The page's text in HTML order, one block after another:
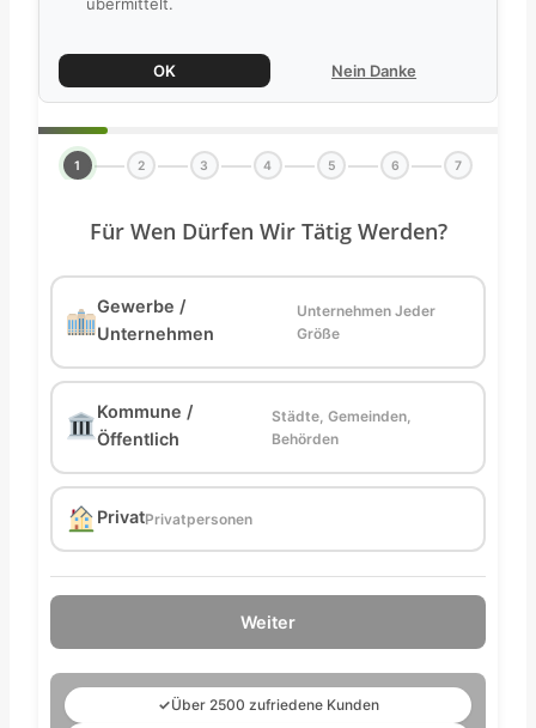
OK Nein Danke
1 2 3 4 5 6 7
Für Wen Dürfen Wir Tätig Werden?
Gewerbe /
Unternehmen
Unternehmen Jeder
Größe
Kommune /
Öffentlich
Städte, Gemeinden,
Behörden
PrivatPrivatpersonen
Weiter
✓Über 2500 zufriedene Kunden